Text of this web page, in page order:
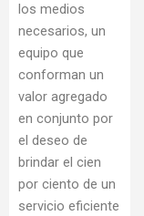
los medios
necesarios, un
equipo que
conforman un
valor agregado
en conjunto por
el deseo de
brindar el cien
por ciento de un
servicio eficiente